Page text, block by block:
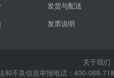
发货与配送
发票说明
关于我们
和不良信息举报电话：400-068-